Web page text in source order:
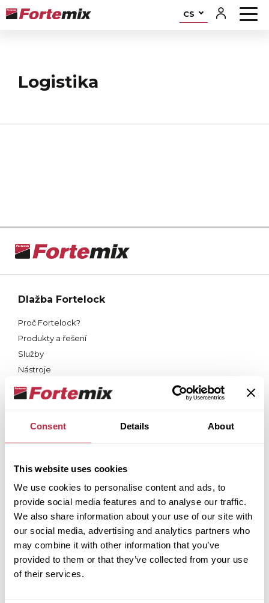
Consent Details About
This website uses cookies
We use cookies to personalise content and ads, to
provide social media features and to analyse our traffic.
We also share information about your use of our site with
our social media, advertising and analytics partners who
may combine it with other information that you’ve
provided to them or that they’ve collected from your use
of their services.
CS
Logistika
Dlažba Fortelock
Proč Fortelock?
Produkty a řešení
Služby
Nástroje
Dokumenty
Kontakty
Proč Fortega?
Služby
Dokumenty
Kontakty
Terasy Tereco
Proč Tereco?
Produkty a řešení
Dokumenty